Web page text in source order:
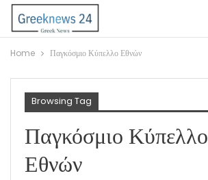
Home Παγκόσμιο Κύπελλο Εθνών
Browsing Tag
Παγκόσμιο Κύπελλο
Εθνών